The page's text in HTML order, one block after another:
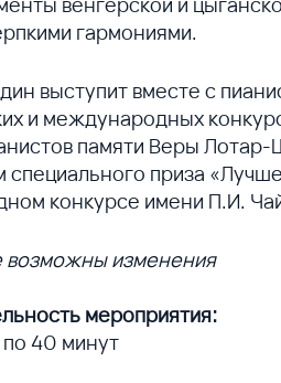
гармониями.
выступит вместе с
и международных
памяти Веры
специального приза
конкурсе имени П.И.
возможны изменения
мероприятия:
40 минут